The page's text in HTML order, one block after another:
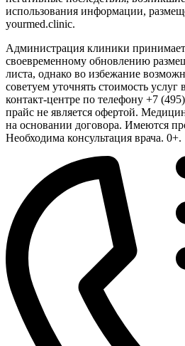
использования информации,
yourmed.clinic.
Администрация клиники
своевременному обновлению
листа, однако во избежание
советуем уточнять стоимость услуг
контакт-центре по телефону +7
прайс не является офертой.
на основании договора. Имеются
Необходима консультация врача. 0+.